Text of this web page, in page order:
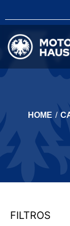
HOME /
FILTROS